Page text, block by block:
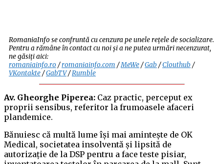
RomaniaInfo se confruntă cu cenzura pe unele rețele de socializare.
Pentru a rămâne în contact cu noi și a ne putea urmări necenzurat,
ne găsiți aici:
romaniainfo.ro/romaniainfo.com /MeWe/Gab /Clouthub /
VKontakte/GabTV/Rumble
Av. Gheorghe Piperea: Caz practic, perceput ex
proprii sensibus, referitor la frumoasele afaceri
plandemice.
Bănuiesc că multă lume își mai amintește de OK
Medical, societatea insolventă și lipsită de
autorizație de la DSP pentru a face teste pisiar,